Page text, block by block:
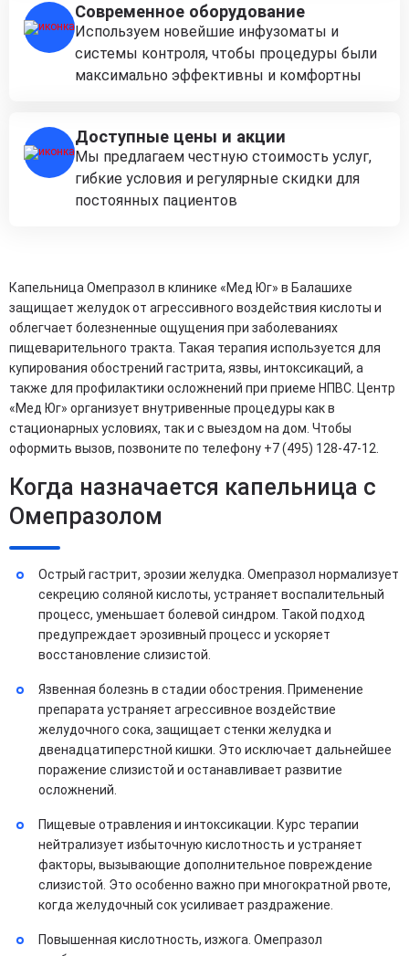
Современное оборудование
Используем новейшие инфузоматы и
системы контроля, чтобы процедуры были
максимально эффективны и комфортны
Доступные цены и акции
Мы предлагаем честную стоимость услуг,
гибкие условия и регулярные скидки для
постоянных пациентов
Капельница Омепразол в клинике «Мед Юг» в Балашихе
защищает желудок от агрессивного воздействия кислоты и
облегчает болезненные ощущения при заболеваниях
пищеварительного тракта. Такая терапия используется для
купирования обострений гастрита, язвы, интоксикаций, а
также для профилактики осложнений при приеме НПВС. Центр
«Мед Юг» организует внутривенные процедуры как в
стационарных условиях, так и с выездом на дом. Чтобы
оформить вызов, позвоните по телефону +7 (495) 128-47-12.
Когда назначается капельница с
Омепразолом
Острый гастрит, эрозии желудка. Омепразол нормализует
секрецию соляной кислоты, устраняет воспалительный
процесс, уменьшает болевой синдром. Такой подход
предупреждает эрозивный процесс и ускоряет
восстановление слизистой.
Язвенная болезнь в стадии обострения. Применение
препарата устраняет агрессивное воздействие
желудочного сока, защищает стенки желудка и
двенадцатиперстной кишки. Это исключает дальнейшее
поражение слизистой и останавливает развитие
осложнений.
Пищевые отравления и интоксикации. Курс терапии
нейтрализует избыточную кислотность и устраняет
факторы, вызывающие дополнительное повреждение
слизистой. Это особенно важно при многократной рвоте,
когда желудочный сок усиливает раздражение.
Повышенная кислотность, изжога. Омепразол